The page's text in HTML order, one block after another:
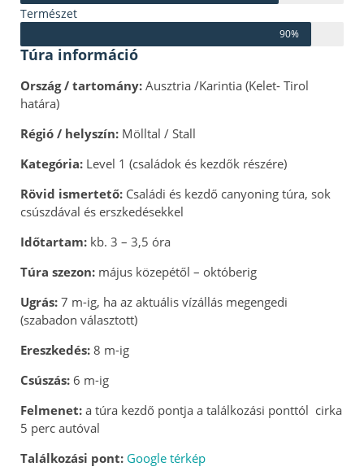
Természet
90%
Túra információ
Ország / tartomány: Ausztria /Karintia (Kelet- Tirol
határa)
Régió / helyszín: Mölltal / Stall
Kategória: Level 1 (családok és kezdők részére)
Rövid ismertető: Családi és kezdő canyoning túra, sok
csúszdával és erszkedésekkel
Időtartam: kb. 3 – 3,5 óra
Túra szezon: május közepétől – októberig
Ugrás: 7 m-ig, ha az aktuális vízállás megengedi
(szabadon választott)
Ereszkedés: 8 m-ig
Csúszás: 6 m-ig
Felmenet: a túra kezdő pontja a találkozási ponttól cirka
5 perc autóval
Találkozási pont: Google térkép